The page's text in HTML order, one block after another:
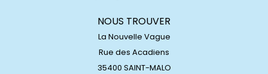
NOUS TROUVER
La Nouvelle Vague
Rue des Acadiens
35400 SAINT-MALO